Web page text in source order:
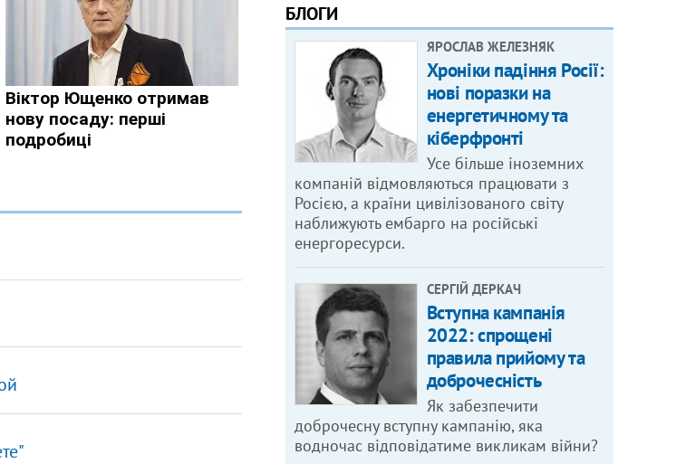
БЛОГИ
ЯРОСЛАВ ЖЕЛЕЗНЯК
Хроніки падіння Росії:
нові поразки на
енергетичному та
кіберфронті
Усе більше іноземних
компаній відмовляються працювати з
Росією, а країни цивілізованого світу
наближують ембарго на російські
енергоресурси.
СЕРГІЙ ДЕРКАЧ
Вступна кампанія
2022: спрощені
правила прийому та
доброчесність
Як забезпечити
доброчесну вступну кампанію, яка
водночас відповідатиме викликам війни?